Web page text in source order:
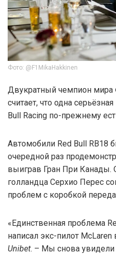
Фото: @F1MikaHakkinen
Двукратный чемпион
считает, что одна
Bull Racing по-прежнему
Автомобили Red Bull RB18
очередной раз
выиграв Гран При Канады.
голландца Серхио Перес
проблем с коробкой
«Единственная проблема
написал экс-пилот McLaren
Unibet. – Мы снова